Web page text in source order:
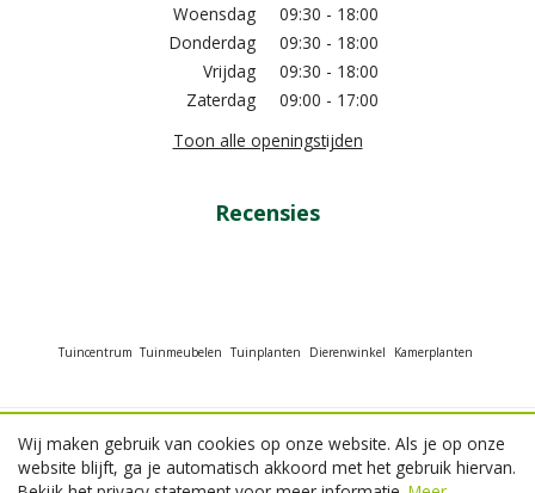
Woensdag
09:30 - 18:00
Donderdag
09:30 - 18:00
Vrijdag
09:30 - 18:00
Zaterdag
09:00 - 17:00
Toon alle openingstijden
Recensies
Tuincentrum Tuinmeubelen Tuinplanten Dierenwinkel Kamerplanten
© GroenRijk Beneden Leeuwen
Green Solutions
Wij maken gebruik van cookies op onze website. Als je op onze
website blijft, ga je automatisch akkoord met het gebruik hiervan.